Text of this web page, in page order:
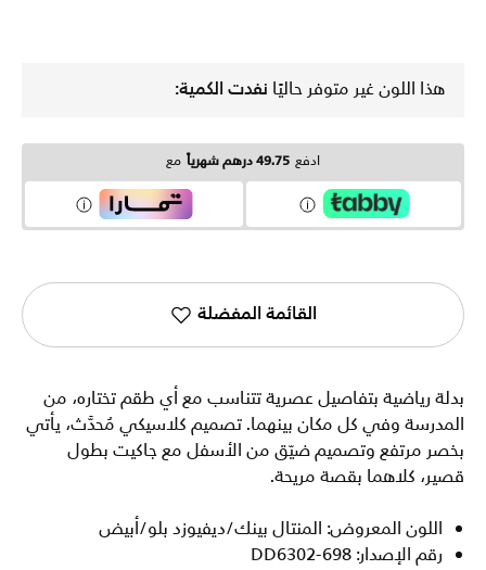
هذا اللون غير متوفر حاليًا نفدت الكمية:
ادفع 49.75 درهم شهرياً مع
القائمة المفضلة
بدلة رياضية بتفاصيل عصرية تتناسب مع أي طقم تختاره، من
المدرسة وفي كل مكان بينهما. تصميم كلاسيكي مُحدَّث، يأتي
بخصر مرتفع وتصميم ضيّق من الأسفل مع جاكيت بطول
قصير، كلاهما بقصة مريحة.
اللون المعروض: المنتال بينك/ديفيوزد بلو/أبيض
رقم الإصدار: DD6302-698